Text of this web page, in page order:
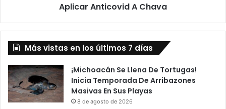
Aplicar Anticovid A Chava
Más vistas en los últimos 7 días
¡Michoacán Se Llena De Tortugas!
Inicia Temporada De Arribazones
Masivas En Sus Playas
8 de agosto de 2026